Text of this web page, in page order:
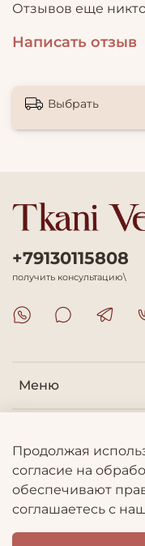
Отзывов еще
Написать отзыв
Выбрать
Меню
Информация
+79130115808
получить консультацию\
Продолжая
согласие на
обеспечивают
соглашаетесь с